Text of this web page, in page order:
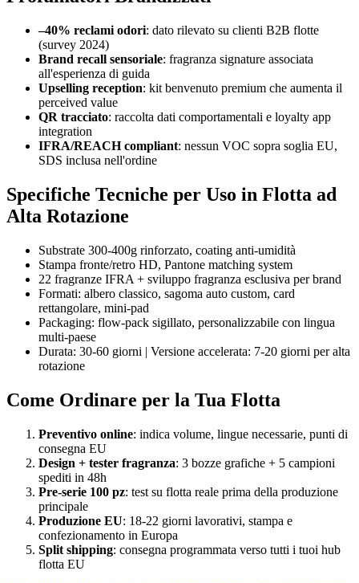
–40% reclami odori: dato rilevato su clienti B2B flotte
(survey 2024)
Brand recall sensoriale: fragranza signature associata
all'esperienza di guida
Upselling reception: kit benvenuto premium che aumenta il
perceived value
QR tracciato: raccolta dati comportamentali e loyalty app
integration
IFRA/REACH compliant: nessun VOC sopra soglia EU,
SDS inclusa nell'ordine
Specifiche Tecniche per Uso in Flotta ad
Alta Rotazione
Substrate 300-400g rinforzato, coating anti-umidità
Stampa fronte/retro HD, Pantone matching system
22 fragranze IFRA + sviluppo fragranza esclusiva per brand
Formati: albero classico, sagoma auto custom, card
rettangolare, mini-pad
Packaging: flow-pack sigillato, personalizzabile con lingua
multi-paese
Durata: 30-60 giorni | Versione accelerata: 7-20 giorni per alta
rotazione
Come Ordinare per la Tua Flotta
Preventivo online: indica volume, lingue necessarie, punti di
consegna EU
Design + tester fragranza: 3 bozze grafiche + 5 campioni
spediti in 48h
Pre-serie 100 pz: test su flotta reale prima della produzione
principale
Produzione EU: 18-22 giorni lavorativi, stampa e
confezionamento in Europa
Split shipping: consegna programmata verso tutti i tuoi hub
flotta EU